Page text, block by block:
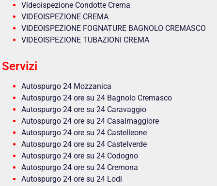
Videoispezione Condotte Crema
VIDEOISPEZIONE CREMA
VIDEOISPEZIONE FOGNATURE BAGNOLO CREMASCO
VIDEOISPEZIONE TUBAZIONI CREMA
Servizi
Autospurgo 24 Mozzanica
Autospurgo 24 ore su 24 Bagnolo Cremasco
Autospurgo 24 ore su 24 Caravaggio
Autospurgo 24 ore su 24 Casalmaggiore
Autospurgo 24 ore su 24 Castelleone
Autospurgo 24 ore su 24 Castelverde
Autospurgo 24 ore su 24 Codogno
Autospurgo 24 ore su 24 Cremona
Autospurgo 24 ore su 24 Lodi